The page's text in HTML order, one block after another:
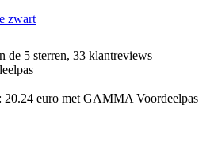
zwart
de 5 sterren, 33 klantreviews
20.24 euro met GAMMA Voordeelpas